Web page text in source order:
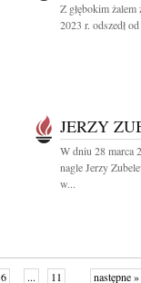
Z głębokim
2023 r. odszedł
JERZY
W dniu 28 marca
nagle Jerzy
w...
6 ... 11 następne »